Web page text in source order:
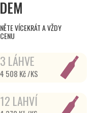
VÍCEKRÁT A VŽDY
3 LÁHVE
4 508 Kč /KS
12 LAHVÍ